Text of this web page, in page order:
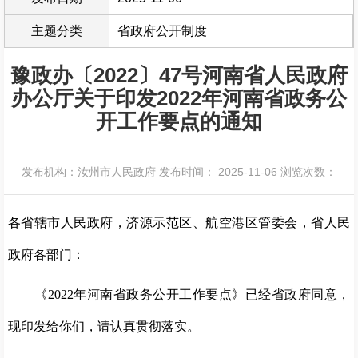
主题分类 省政府公开制度
豫政办〔2022〕47号河南省人民政府
办公厅关于印发2022年河南省政务公
开工作要点的通知
发布机构：汝州市人民政府 发布时间： 2025-11-06 浏览次数：
各省辖市人民政府，济源示范区、航空港区管委会，省人民
政府各部门：
《2022年河南省政务公开工作要点》已经省政府同意，
现印发给你们，请认真贯彻落实。